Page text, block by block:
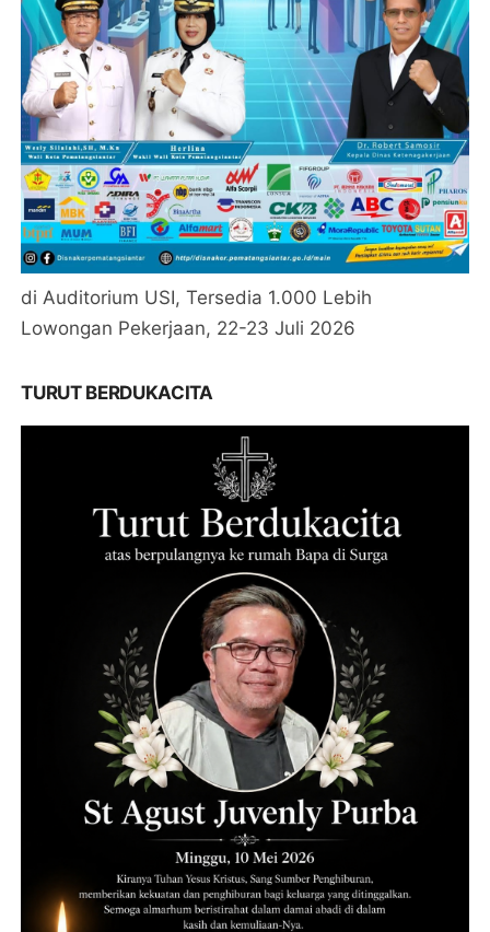
di Auditorium USI, Tersedia 1.000 Lebih
Lowongan Pekerjaan, 22-23 Juli 2026
TURUT BERDUKACITA